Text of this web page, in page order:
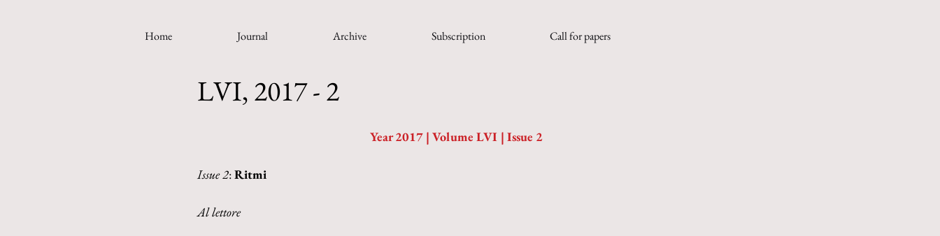
Home Journal Archive Subscription Call for papers
LVI, 2017 - 2
Year 2017 | Volume LVI | Issue 2
Issue 2: Ritmi
Al lettore